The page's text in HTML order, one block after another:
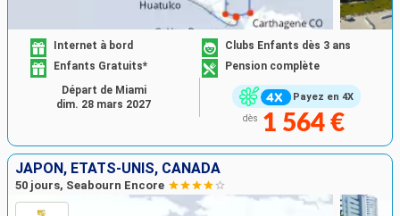
Payez en 4X
Internet à bord
Clubs Enfants dès 3 ans
Enfants Gratuits*
Pension complète
dès 1 564 €
Départ de Miami
dim. 28 mars 2027
JAPON, ÉTATS-UNIS, CANADA
50 jours, Seabourn Encore